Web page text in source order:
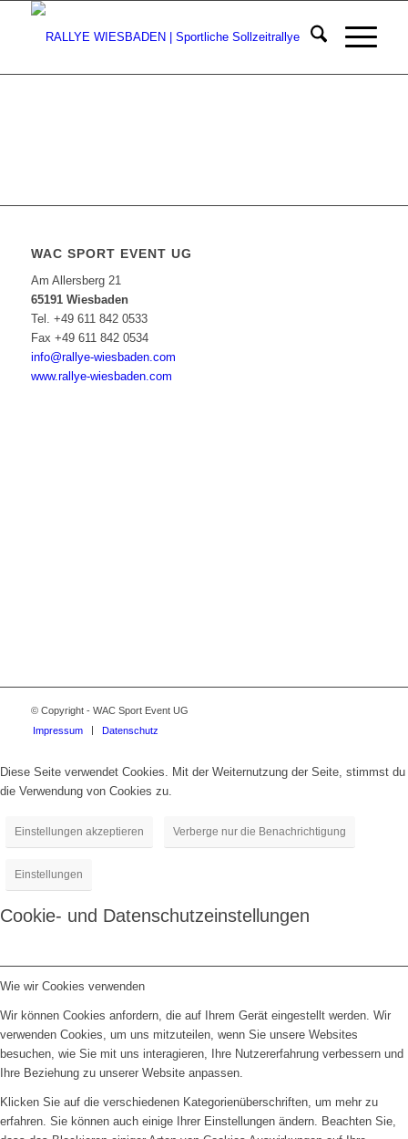
WAC SPORT EVENT UG
Am Allersberg 21
65191 Wiesbaden
Tel. +49 611 842 0533
Fax +49 611 842 0534
info@rallye-wiesbaden.com
www.rallye-wiesbaden.com
© Copyright - WAC Sport Event UG
Impressum
Datenschutz
Diese Seite verwendet Cookies. Mit der Weiternutzung der Seite, stimmst du
die Verwendung von Cookies zu.
Einstellungen akzeptieren Verberge nur die Benachrichtigung
Einstellungen
Cookie- und Datenschutzeinstellungen
Wie wir Cookies verwenden
Wir können Cookies anfordern, die auf Ihrem Gerät eingestellt werden. Wir
verwenden Cookies, um uns mitzuteilen, wenn Sie unsere Websites
besuchen, wie Sie mit uns interagieren, Ihre Nutzererfahrung verbessern und
Ihre Beziehung zu unserer Website anpassen.
Klicken Sie auf die verschiedenen Kategorienüberschriften, um mehr zu
erfahren. Sie können auch einige Ihrer Einstellungen ändern. Beachten Sie,